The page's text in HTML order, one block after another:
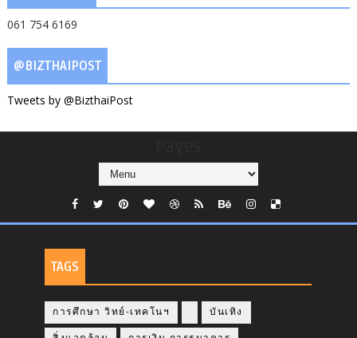
061 754 6169
@BIZTHAIPOST
Tweets by @BizthaiPost
TAGS
การศึกษา วิทย์-เทคโนฯ บันเทิง